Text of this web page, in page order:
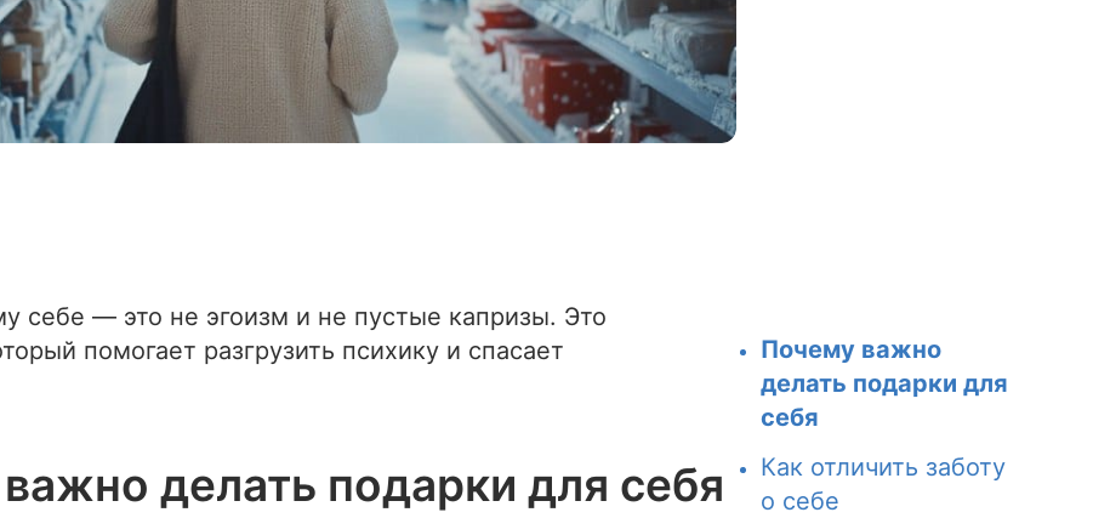
Почему важно
делать подарки для
себя
Как отличить заботу
о себе
себе — это не эгоизм и не пустые капризы. Это
помогает разгрузить психику и спасает
делать подарки для себя